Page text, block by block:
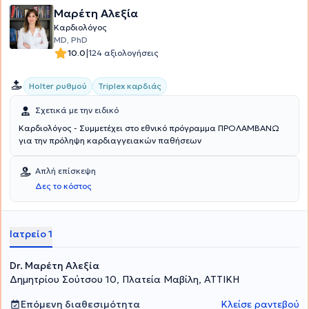
Μαρέτη Αλεξία
Καρδιολόγος
MD, PhD
10.0|124 αξιολογήσεις
Holter ρυθμού Triplex καρδιάς
Σχετικά με την ειδικό
Καρδιολόγος - Συμμετέχει στο εθνικό πρόγραμμα ΠΡΟΛΑΜΒΑΝΩ
για την πρόληψη καρδιαγγειακών παθήσεων
Απλή επίσκεψη
Δες το κόστος
Ιατρείο 1
Dr. Μαρέτη Αλεξία
Δημητρίου Σούτσου 10, Πλατεία Μαβίλη, ΑΤΤΙΚΗ
Επόμενη διαθεσιμότητα
Κλείσε ραντεβού